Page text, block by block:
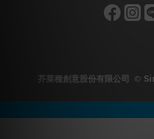
芥菜種創意股份有限公司 ©